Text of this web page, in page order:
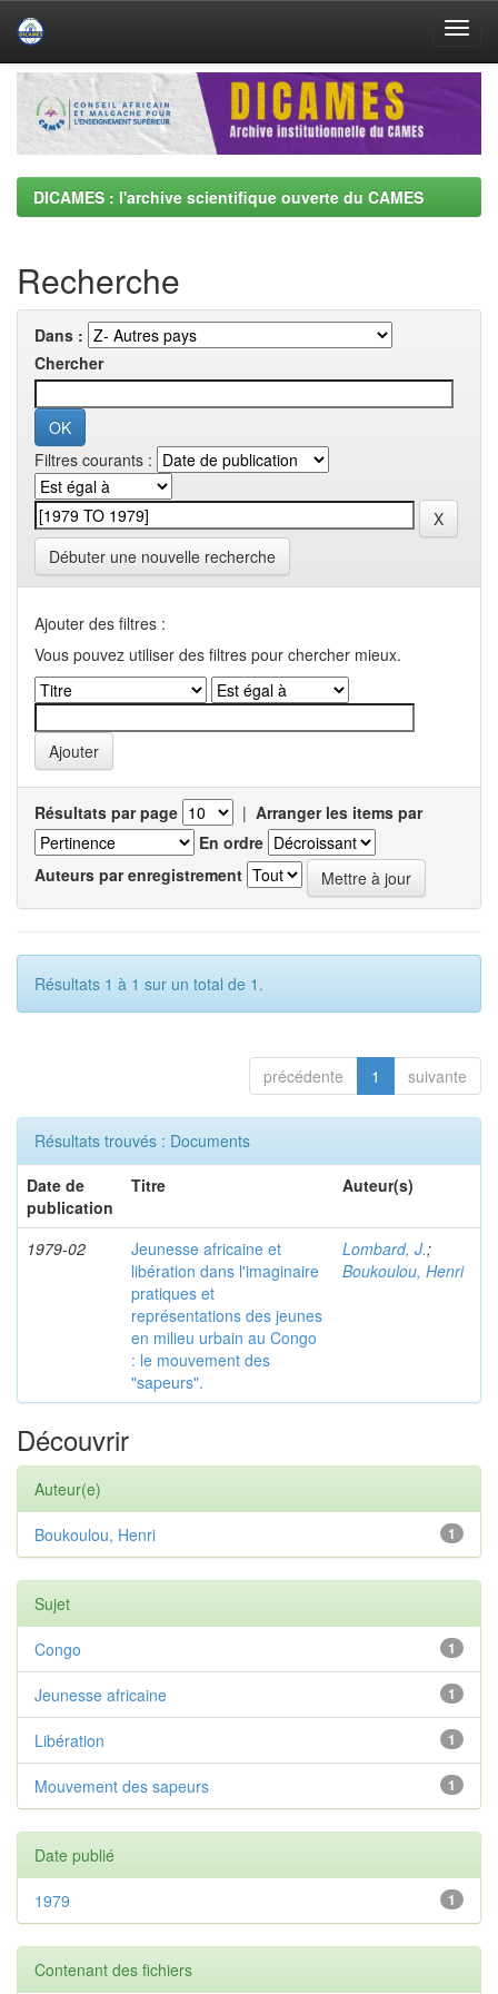
Skip
navigation
DICAMES : l'archive scientifique ouverte du CAMES
Recherche
Dans :
Chercher
Filtres courants :
Débuter une nouvelle recherche
Ajouter des filtres :
Vous pouvez utiliser des filtres pour chercher mieux.
Résultats par page | Arranger les items par
En ordre
Auteurs par enregistrement
Résultats 1 à 1 sur un total de 1.
précédente 1 suivante
Résultats trouvés : Documents
Date de
publication
Titre Auteur(s)
1979-02
Jeunesse africaine et
libération dans l'imaginaire
pratiques et
représentations des jeunes
en milieu urbain au Congo
: le mouvement des
"sapeurs".
Lombard, J.;
Boukoulou, Henri
Découvrir
Auteur(e)
1
Boukoulou, Henri
Sujet
1
Congo
1
Jeunesse africaine
1
Libération
1
Mouvement des sapeurs
Date publié
1
1979
Contenant des fichiers